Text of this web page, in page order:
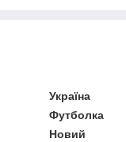
Україна
Футболка
Новий